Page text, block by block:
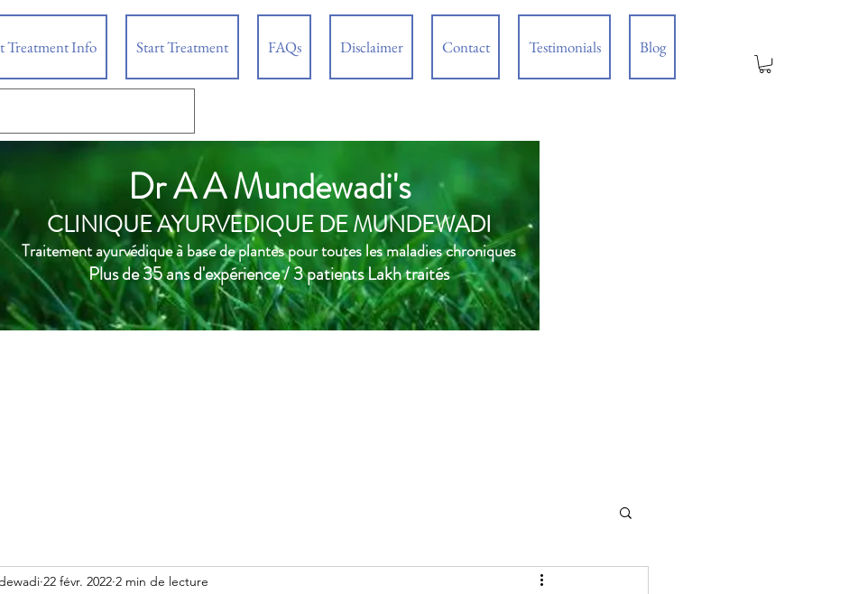
Treatment Info Start Treatment FAQs Disclaimer Contact Testimonials Blog
Dr A A Mundewadi's
CLINIQUE AYURVEDIQUE DE MUNDEWADI
Traitement ayurvédique à base de plantes pour toutes les maladies chroniques
Plus de 35 ans d'expérience / 3 patients Lakh traités
22 févr. 2022 2 min de lecture